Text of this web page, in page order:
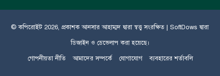
© কপিরােইট 2026, প্রকাশকআনসার আহাম্মদদ্বারা স্বত্ত্ব সংরক্ষিত | SoftDows দ্বারা
ডিজাইন ও ডেভেলাপ করা হয়েছে।
গোপনীয়তা নীতি
আমাদের সম্পর্কে যোগাযোগ ব্যবহারের শর্তাবলি